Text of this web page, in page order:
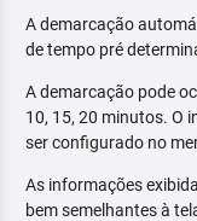
A demarcação
de tempo pré
A demarcação pode
10, 15, 20 minutos. O
ser configurado no
As informações
bem semelhantes à